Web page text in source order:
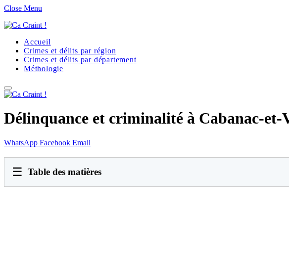
Close Menu
Accueil
Crimes et délits par région
Crimes et délits par département
Méthologie
Délinquance et criminalité à Cabanac-et-
WhatsApp Facebook Email
☰ Table des matières